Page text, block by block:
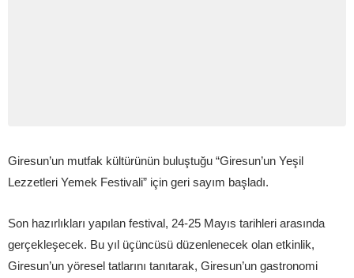
Giresun’un mutfak kültürünün buluştuğu “Giresun’un Yeşil
Lezzetleri Yemek Festivali” için geri sayım başladı.
Son hazırlıkları yapılan festival, 24-25 Mayıs tarihleri arasında
gerçekleşecek. Bu yıl üçüncüsü düzenlenecek olan etkinlik,
Giresun’un yöresel tatlarını tanıtarak, Giresun’un gastronomi